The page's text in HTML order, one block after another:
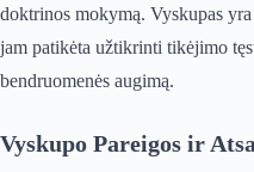
doktrinos mokymą. Vyskupas
jam patikėta užtikrinti tikėjimo
bendruomenės augimą.
Vyskupo Pareigos ir